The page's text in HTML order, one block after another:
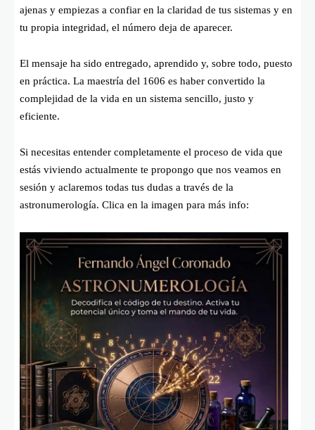
ajenas y empiezas a confiar en la claridad de tus sistemas y en
tu propia integridad, el número deja de aparecer.
El mensaje ha sido entregado, aprendido y, sobre todo, puesto
en práctica. La maestría del 1606 es haber convertido la
complejidad de la vida en un sistema sencillo, justo y
eficiente.
Si necesitas entender completamente el proceso de vida que
estás viviendo actualmente te propongo que nos veamos en
sesión y aclaremos todas tus dudas a través de la
astronumerología. Clica en la imagen para más info: